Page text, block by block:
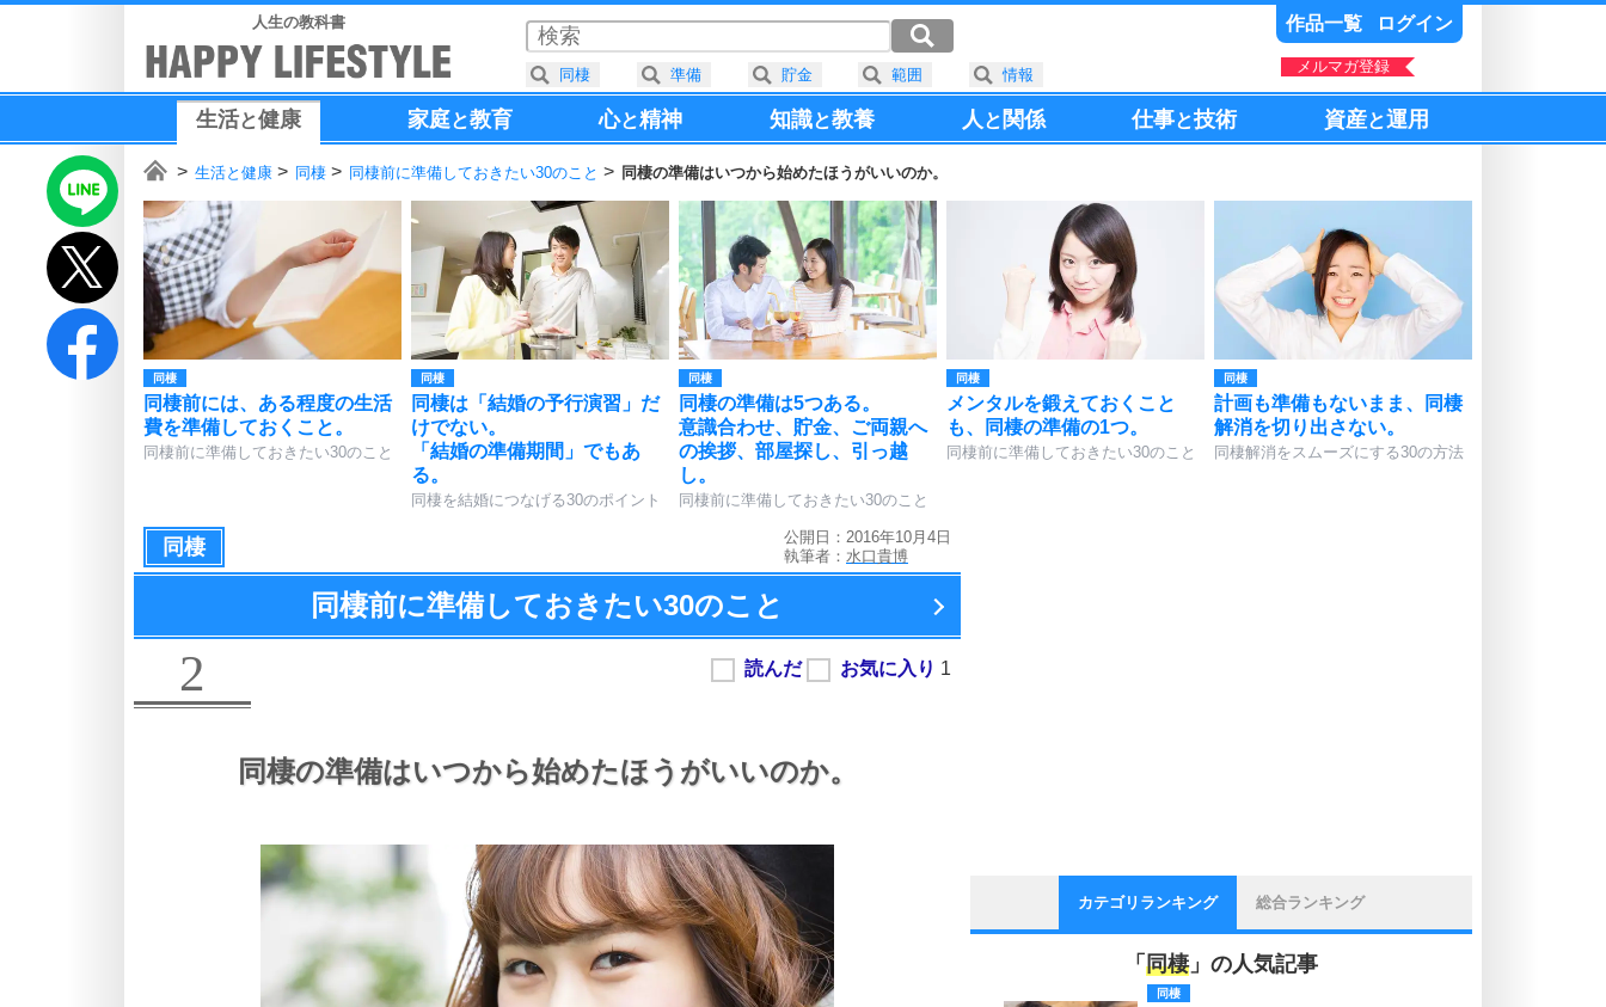
人生の教科書 作品一覧 ログイン
メルマガ登録
生活と健康 家庭と教育 心と精神 知識と教養 人と 関係 仕事と技術 資産と運用
生活と健康 同棲 同棲前に準備しておきたい30のこと 同棲の準備はいつから始めたほうがいいのか。
同棲
同棲前には、ある程度の生活
費を準備しておくこと。
同棲前に準備しておきたい30のこと
同棲
同棲は「結婚の予行演習」だ
けでない。
「結婚の準備期間」でもあ
る。
同棲を結婚につなげる30のポイント
同棲
同棲の準備は5つある。
意識合わせ、貯金、ご両親へ
の挨拶、部屋探し、引っ越
し。
同棲前に準備しておきたい30のこと
同棲
メンタルを鍛えておくこと
も、同棲の準備の1つ。
同棲前に準備しておきたい30のこと
同棲
計画も準備もないまま、同棲
解消を切り出さない。
同棲解消をスムーズにする30の方法
同棲
公開日：2016年10月4日
執筆者： 水口貴博
同棲前に準備しておきたい30のこと
2
同棲の準備はいつから始めたほうがいいのか。
カテゴリランキング 総合ランキング
「 同棲」の人気記事
同棲
同棲 準備 貯金 範囲 情報